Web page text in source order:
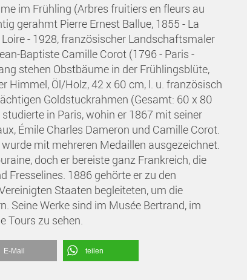
im Frühling (Arbres fruitiers en fleurs au
gerahmt Pierre Ernest Ballue, 1855 - La
- 1928, französischer Landschaftsmaler
Baptiste Camille Corot (1796 - Paris -
stehen Obstbäume in der Frühlingsblüte,
Himmel, Öl/Holz, 42 x 60 cm, l. u. französisch
Goldstuckrahmen (Gesamt: 60 x 80
in Paris, wohin er 1867 mit seiner
Émile Charles Dameron und Camille Corot.
mit mehreren Medaillen ausgezeichnet.
doch er bereiste ganz Frankreich, die
Fresselines. 1886 gehörte er zu den
Staaten begleiteten, um die
Seine Werke sind im Musée Bertrand, im
Tours zu sehen.
E-Mail teilen